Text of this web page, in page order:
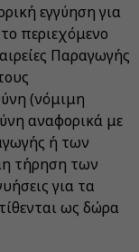
εγγύηση για
περιεχόμενο
Παραγωγής
(νόμιμη
αναφορικά με
ή των
τήρηση των
για τα
ως δώρα